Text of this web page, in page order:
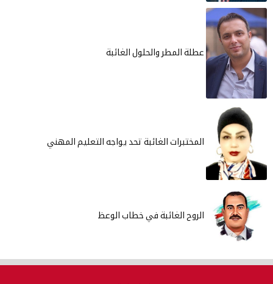
عطلة المطر والحلول الغائبة
المختبرات الغائبة تحد يواجه التعليم المهني
الروح الغائبة في خطاب الوعظ